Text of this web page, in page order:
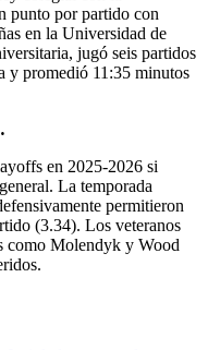
punto por partido con
en la Universidad de
jugó seis partidos
y promedió 11:35 minutos
en 2025-2026 si
La temporada
permitieron
(3.34). Los veteranos
como Molendyk y Wood